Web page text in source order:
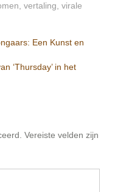
vertaling virale
Een Kunst en
‘Thursday’ in het
Vereiste velden zijn